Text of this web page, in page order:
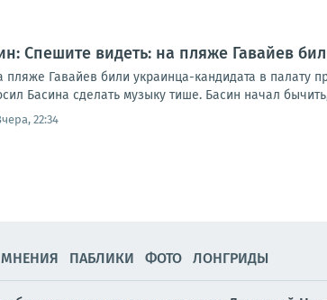
Спешите видеть: на пляже Гавайев
пляже Гавайев били украинца-кандидата в палату
Басина сделать музыку тише. Басин начал
22:34
МНЕНИЯ ПАБЛИКИ ФОТО ЛОНГРИДЫ